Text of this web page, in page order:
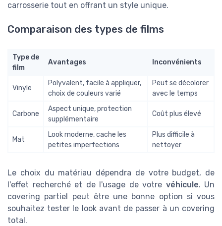
carrosserie tout en offrant un style unique.
Comparaison des types de films
Type de
film
Avantages Inconvénients
Vinyle
Polyvalent, facile à appliquer,
choix de couleurs varié
Peut se décolorer
avec le temps
Carbone
Aspect unique, protection
supplémentaire
Coût plus élevé
Mat
Look moderne, cache les
petites imperfections
Plus difficile à
nettoyer
Le choix du matériau dépendra de votre budget, de
l'effet recherché et de l'usage de votre véhicule. Un
covering partiel peut être une bonne option si vous
souhaitez tester le look avant de passer à un covering
total.